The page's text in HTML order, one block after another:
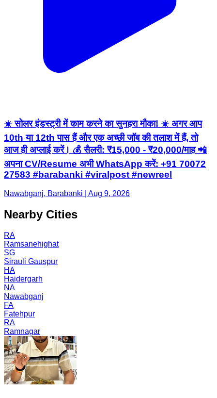
☀️ सोलर इंडस्ट्री में काम करने का सुनहरा मौका! ☀️ अगर आप
10th या 12th पास हैं और एक अच्छी जॉब की तलाश में हैं, तो
आज ही अप्लाई करें। 💰 सैलरी: ₹15,000 - ₹20,000/माह 📲
अपना CV/Resume अभी WhatsApp करें: +91 70072
27583 #barabanki #viralpost #newreel
Nawabganj, Barabanki | Aug 9, 2026
Nearby Cities
RA
Ramsanehighat
SG
Sirauli Gauspur
HA
Haidergarh
NA
Nawabganj
FA
Fatehpur
RA
Ramnagar